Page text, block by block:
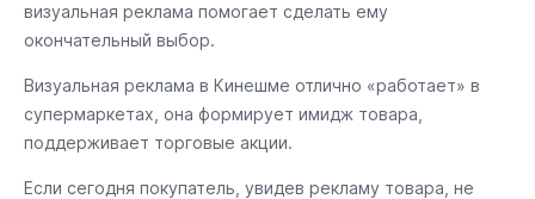
визуальная реклама помогает сделать ему
окончательный выбор.
Визуальная реклама в Кинешме отлично «работает» в
супермаркетах, она формирует имидж товара,
поддерживает торговые акции.
Если сегодня покупатель, увидев рекламу товара, не